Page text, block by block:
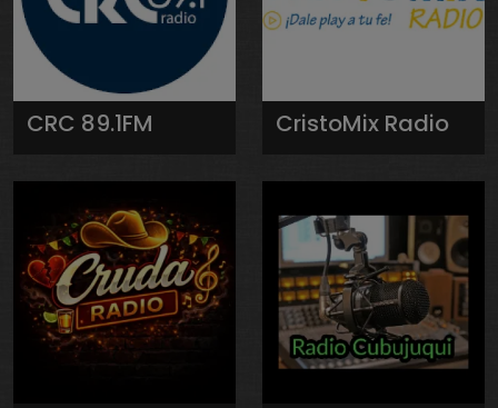
CRC 89.1FM CristoMix Radio